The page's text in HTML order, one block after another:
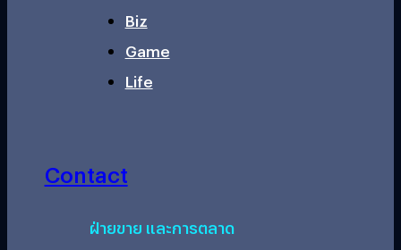
Biz
Game
Life
Contact
ฝ่ายขาย และการตลาด